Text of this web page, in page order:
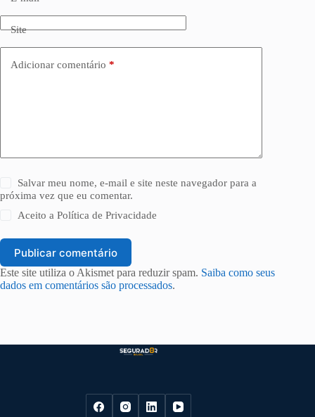
Site
Adicionar comentário *
Salvar meu nome, e-mail e site neste navegador para a
próxima vez que eu comentar.
Aceito aPolítica de Privacidade
Publicar comentário
Este site utiliza o Akismet para reduzir spam. Saiba como seus
dados em comentários são processados.